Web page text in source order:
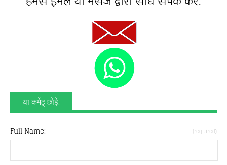
या कमेंट् छोड़े.
Full Name: (required)